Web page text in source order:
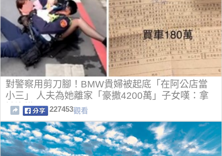
對警察用剪刀腳！BMW貴婦被起底「在阿公店當
小三」 人夫為她離家「豪撒4200萬」子女嘆：拿
她沒轍
227453觀看